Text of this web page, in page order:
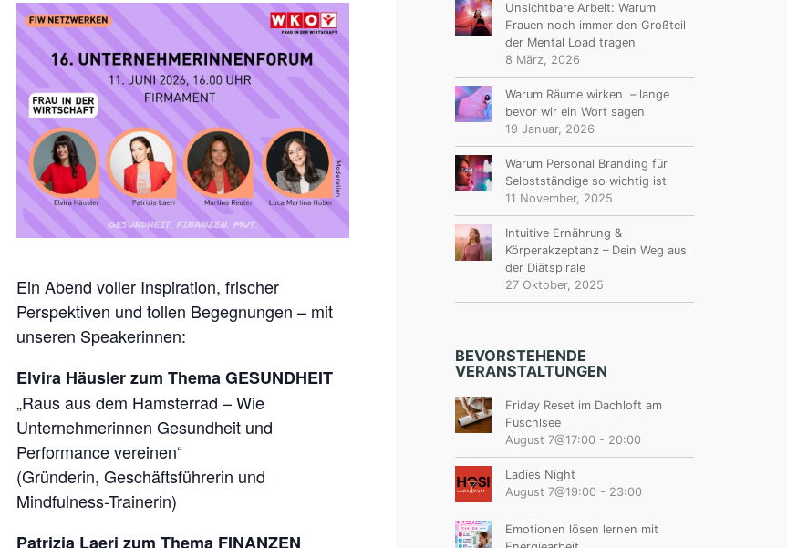
1
6
.
U
N
T
E
R
N
H
M
E
R
I
N
N
E
N
F
Ein Abend voller Inspiration, frischer
Perspektiven und tollen Begegnungen – mit
unseren Speakerinnen:
Elvira Häusler zum Thema GESUNDHEIT
„Raus aus dem Hamsterrad – Wie
Unternehmerinnen Gesundheit und
Performance vereinen“
(Gründerin, Geschäftsführerin und
Mindfulness-Trainerin)
Patrizia Laeri zum Thema FINANZEN
Unsichtbare Arbeit: Warum
Frauen noch immer den Großteil
der Mental Load tragen
8 März, 2026
Warum Räume wirken – lange
bevor wir ein Wort sagen
19 Januar, 2026
Warum Personal Branding für
Selbstständige so wichtig ist
11 November, 2025
Intuitive Ernährung &
Körperakzeptanz – Dein Weg aus
der Diätspirale
27 Oktober, 2025
BEVORSTEHENDE
VERANSTALTUNGEN
Friday Reset im Dachloft am
Fuschlsee
August 7@17:00- 20:00
Ladies Night
August 7@19:00- 23:00
Emotionen lösen lernen mit